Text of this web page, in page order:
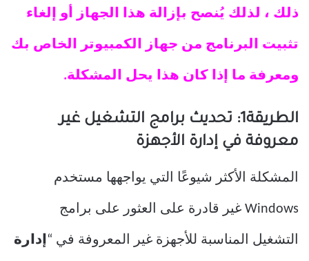
ذلك ، لذلك يُنصح بإزالة هذا الجهاز أو إلغاء
تثبيت البرنامج من جهاز الكمبيوتر الخاص بك
ومعرفة ما إذا كان هذا يحل المشكلة.
الطريقة1: تحديث برامج التشغيل غير
معروفة في إدارة الأجهزة
المشكلة الأكثر شيوعًا التي يواجهها مستخدم
Windows غير قادرة على العثور على برامج
التشغيل المناسبة للأجهزة غير المعروفة في “إدارة